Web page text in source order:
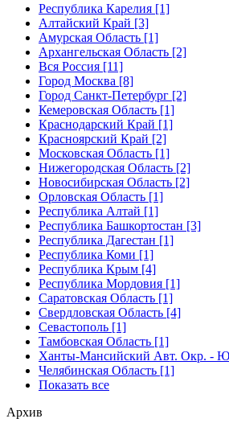
Республика Карелия [1]
Алтайский Край [3]
Амурская Область [1]
Архангельская Область [2]
Вся Россия [11]
Город Москва [8]
Город Санкт-Петербург [2]
Кемеровская Область [1]
Краснодарский Край [1]
Красноярский Край [2]
Московская Область [1]
Нижегородская Область [2]
Новосибирская Область [2]
Орловская Область [1]
Республика Алтай [1]
Республика Башкортостан [3]
Республика Дагестан [1]
Республика Коми [1]
Республика Крым [4]
Республика Мордовия [1]
Саратовская Область [1]
Свердловская Область [4]
Севастополь [1]
Тамбовская Область [1]
Ханты-Мансийский Авт. Окр. -
Челябинская Область [1]
Показать все
Архив